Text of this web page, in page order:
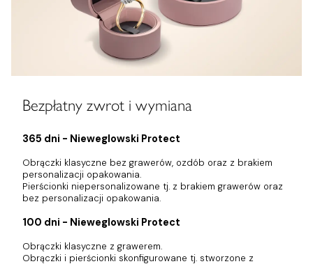
Bezpłatny zwrot i wymiana
365 dni - Nieweglowski Protect
Obrączki klasyczne bez grawerów, ozdób oraz z brakiem
personalizacji opakowania.
Pierścionki niepersonalizowane tj. z brakiem grawerów oraz
bez personalizacji opakowania.
100 dni - Nieweglowski Protect
Obrączki klasyczne z grawerem.
Obrączki i pierścionki skonfigurowane tj. stworzone z